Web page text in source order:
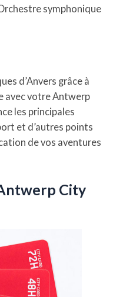
symphonique
d’Anvers grâce à
avec votre Antwerp
les principales
et d’autres points
de vos aventures
City